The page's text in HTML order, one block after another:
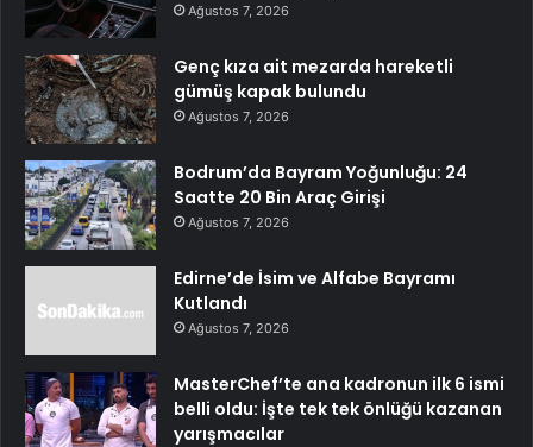
Ağustos 7, 2026
Genç kıza ait mezarda hareketli
gümüş kapak bulundu
Ağustos 7, 2026
Bodrum’da Bayram Yoğunluğu: 24
Saatte 20 Bin Araç Girişi
Ağustos 7, 2026
Edirne’de İsim ve Alfabe Bayramı
Kutlandı
Ağustos 7, 2026
MasterChef’te ana kadronun ilk 6 ismi
belli oldu: İşte tek tek önlüğü kazanan
yarışmacılar